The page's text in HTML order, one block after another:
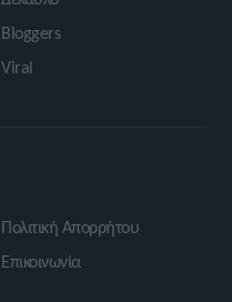
Bloggers
Viral
Πολιτική Απορρήτου
Επικοινωνία